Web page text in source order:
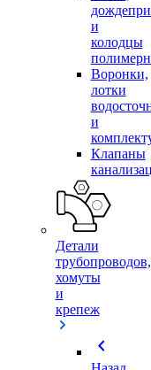
и
колодцы
Воронки,
лотки
и
Клапаны
Детали
трубопроводов,
хомуты
и
крепеж
chevron_left